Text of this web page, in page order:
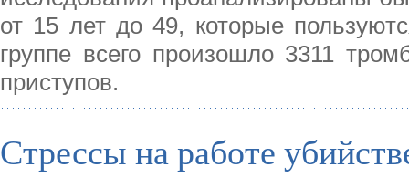
от 15 лет до 49, которые
группе всего произошло 3311
приступов.
Стрессы на работе